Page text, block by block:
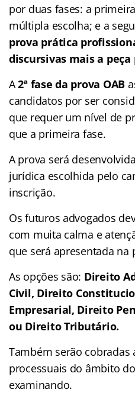
por duas fases: a
múltipla escolha; e a
prova prática
discursivas mais a peça
A2ª fase da prova OAB
candidatos por ser
que requer um nível de
que a primeira fase.
A prova será
jurídica escolhida pelo
inscrição.
Os futuros advogados
com muita calma e
que será apresentada na
As opções são: Direito
Civil, Direito
Empresarial, Direito
ou Direito Tributário.
Também serão cobradas
processuais do âmbito
examinando.